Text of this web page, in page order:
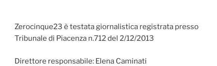
Zerocinque23 è testata giornalistica registrata presso
Tribunale di Piacenza n.712 del 2/12/2013
Direttore responsabile: Elena Caminati